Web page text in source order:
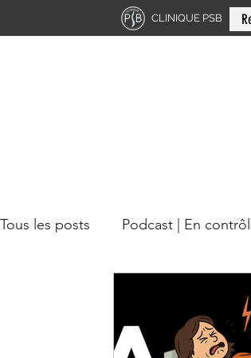
CLINIQUE PSB
Tous les posts Podcast | En
Mini-série: Douleur chronique